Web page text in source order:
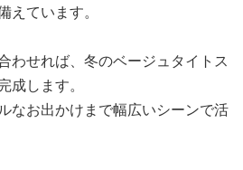
えています。
わせれば、冬のベージュタイトス
成します。
なお出かけまで幅広いシーンで活